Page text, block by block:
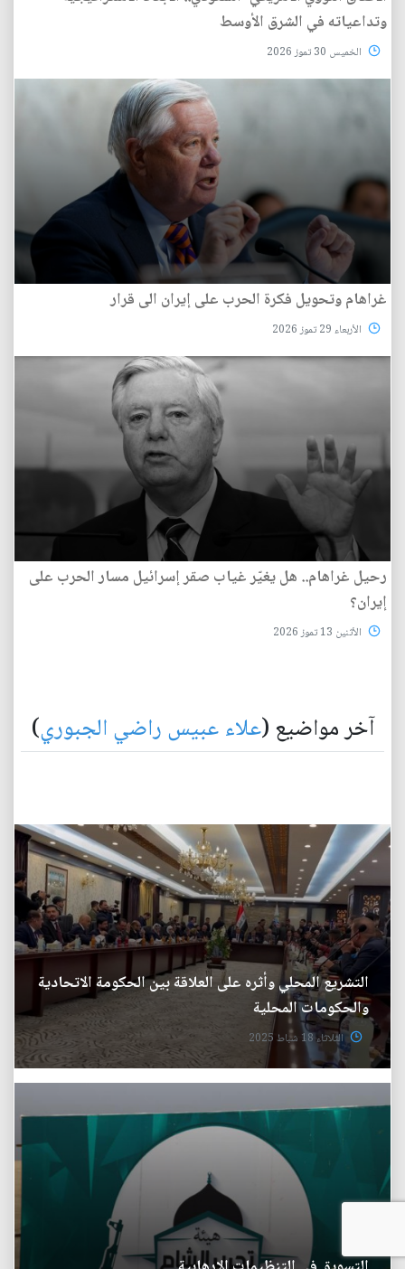
وتداعياته في الشرق الأوسط
الخميس 30 تموز 2026
غراهام وتحويل فكرة الحرب على إيران الى قرار
الأربعاء 29 تموز 2026
رحيل غراهام.. هل يغيّر غياب صقر إسرائيل مسار الحرب على
إيران؟
الأثنين 13 تموز 2026
آخر مواضيع (علاء عبيس راضي الجبوري)
التشريع المحلي وأثره على العلاقة بين الحكومة الاتحادية
والحكومات المحلية
الثلاثاء 18 شباط 2025